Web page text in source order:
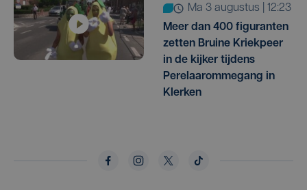
ma 3 augustus | 12:23
Meer dan 400 figuranten
zetten Bruine Kriekpeer
in de kijker tijdens
Perelaarommegang in
Klerken